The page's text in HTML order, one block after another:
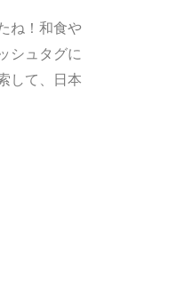
ね！和食や
シュタグに
して、日本